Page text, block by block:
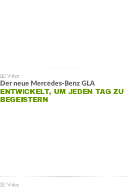
Der neue Mercedes-Benz GLA
ENTWICKELT, UM JEDEN TAG ZU
BEGEISTERN